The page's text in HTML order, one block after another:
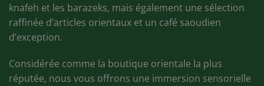
knafeh et les barazeks, mais également une sélection
raffinée d’articles orientaux et un café saoudien
d’exception.
Considérée comme la boutique orientale la plus
réputée, nous vous offrons une immersion sensorielle